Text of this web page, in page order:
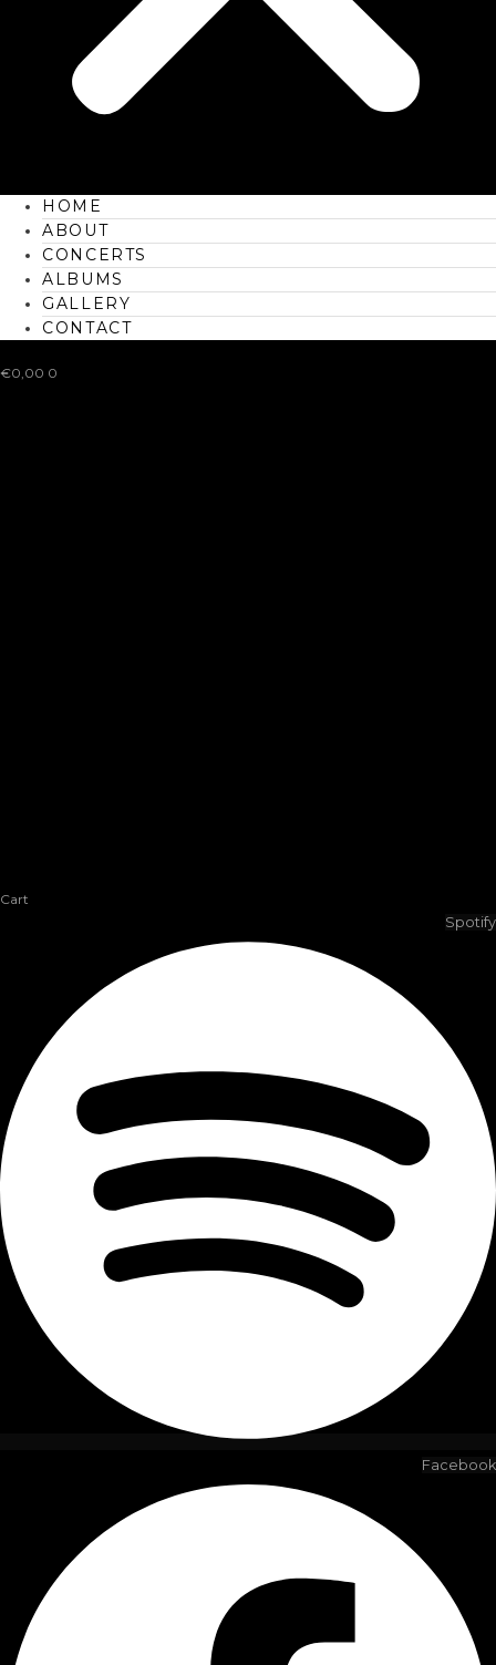
HOME
ABOUT
CONCERTS
ALBUMS
GALLERY
CONTACT
€0,00 0
Cart
Spotify
Facebook